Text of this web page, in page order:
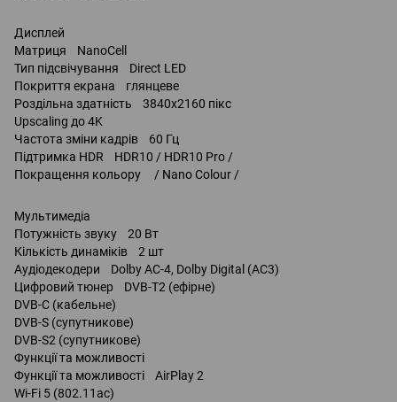
Дисплей
Матриця NanoCell
Тип підсвічування Direct LED
Покриття екрана глянцеве
Роздільна здатність 3840x2160 пікс
Upscaling до 4K
Частота зміни кадрів 60 Гц
Підтримка HDR HDR10 / HDR10 Pro /
Покращення кольору / Nano Colour /
Мультимедіа
Потужність звуку 20 Вт
Кількість динаміків 2 шт
Аудіодекодери Dolby AC-4, Dolby Digital (AC3)
Цифровий тюнер DVB-T2 (ефірне)
DVB-C (кабельне)
DVB-S (супутникове)
DVB-S2 (супутникове)
Функції та можливості
Функції та можливості AirPlay 2
Wi-Fi 5 (802.11ac)